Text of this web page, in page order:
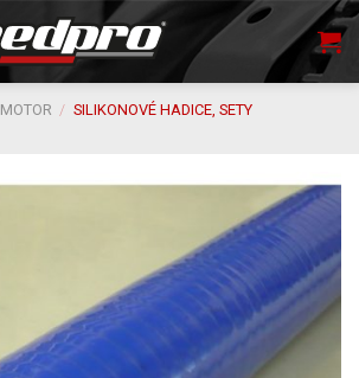
MOTOR / SILIKONOVÉ HADICE, SETY